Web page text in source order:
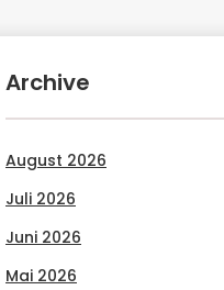
Archive
August 2026
Juli 2026
Juni 2026
Mai 2026